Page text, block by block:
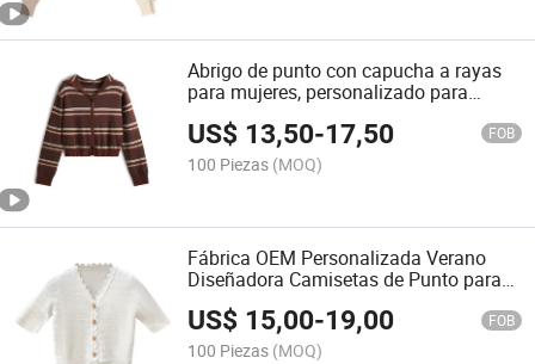
Abrigo de punto con capucha a rayas
para mujeres, personalizado para
US$ 13,50-17,50 FOB
100 Piezas (MOQ)
Fábrica OEM Personalizada Verano
Diseñadora Camisetas de Punto para
Damas Suéter Cárdigan
US$ 15,00-19,00 FOB
100 Piezas (MOQ)